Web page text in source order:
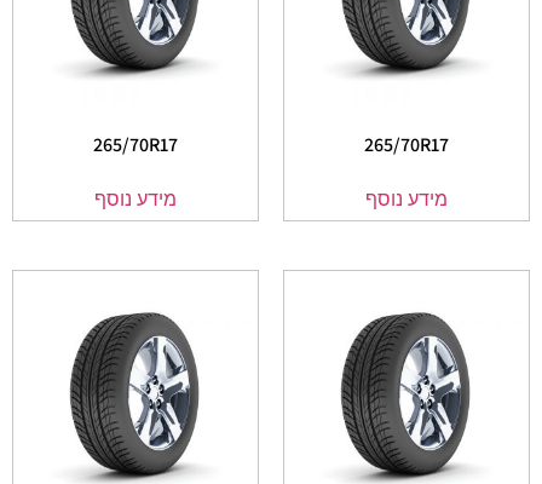
265/70R17
מידע נוסף
265/70R17
מידע נוסף